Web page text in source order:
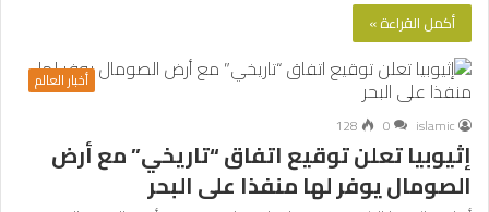
أكمل القراءة »
أخبار العالم
islamic
0
128
إثيوبيا تعلن توقيع اتفاق “تاريخي” مع أرض
الصومال يوفر لها منفذا على البحر